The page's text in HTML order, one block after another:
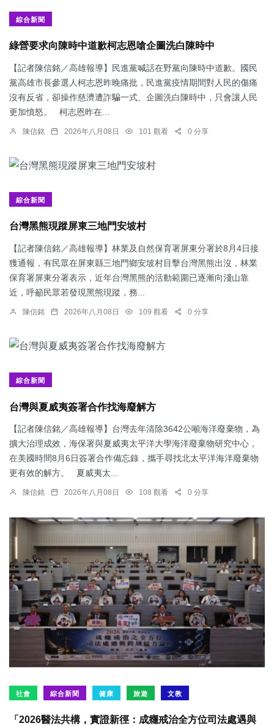
綜合新聞
綠營要求向陳時中道歉柯志恩嗆企圖洗白陳時中
【記者陳信銘／高雄報導】民進黨喊話在野黨向陳時中道歉。國民
黨高雄市長參選人柯志恩昨晚痛批，民進黨疫情期間對人民的傷痛
沒有反省，卻操作慈濟遭詐騙一式、企圖洗白陳時中，只會讓人民
更加憤怒。 柯志恩昨在...
陳信銘 2026年八月08日 101 觀看 0 分享
綜合新聞
台灣黑熊現蹤屏東三地門安坡村
【記者陳信銘／高雄報導】林業及自然保育署屏東分署於8月4日接
獲通報，有民眾在屏東縣三地門鄉安坡村目擊台灣黑熊出沒，林業
保育署屏東分署表示，近年台灣黑熊的活動範圍已逐漸向淺山靠
近，呼籲民眾若發現黑熊現蹤，務...
陳信銘 2026年八月08日 109 觀看 0 分享
綜合新聞
台灣與夏威夷簽署合作找海廢解方
【記者陳信銘／高雄報導】台灣去年清除3642公噸海洋廢棄物，為
擴大治理成效，海保署與夏威夷太平洋大學海洋廢棄物研究中心，
在美國時間8月6日簽署合作備忘錄，攜手尋找北太平洋海洋廢棄物
更有效的解方。 夏威夷太...
陳信銘 2026年八月08日 108 觀看 0 分享
社會 綜合新聞 健康 旅遊 文教
「2026醫法共構，實證新徑：成癮戒治全方位司法處遇與